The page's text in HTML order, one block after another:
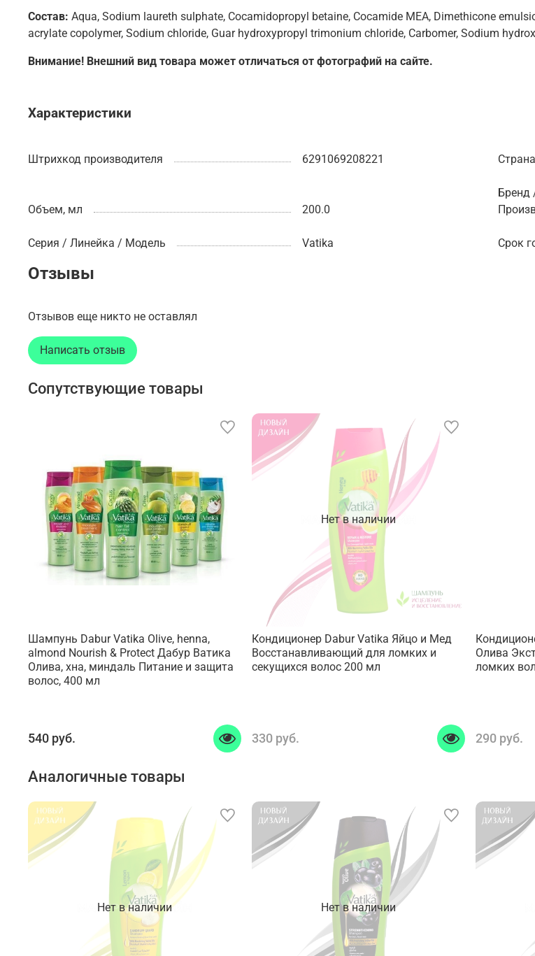
Состав: Aqua, Sodium laureth sulphate, Cocamidopropyl betaine, Cocamide MEA, Dimethicone
acrylate copolymer, Sodium chloride, Guar hydroxypropyl trimonium chloride, Carbomer, Sodium
Внимание! Внешний вид товара может отличаться от фотографий на сайте.
Характеристики
Штрихкод производителя 6291069208221
Объем, мл 200.0
Бренд
Серия / Линейка / Модель Vatika Срок
Отзывы
Отзывов еще никто не оставлял
Написать отзыв
Сопутствующие товары
Шампунь Dabur Vatika Olive, henna,
almond Nourish & Protect Дабур Ватика
Олива, хна, миндаль Питание и защита
волос, 400 мл
540 руб.
Нет в наличии
Кондиционер Dabur Vatika Яйцо и Мед
Восстанавливающий для ломких и
секущихся волос 200 мл
330 руб.
Олива
ломких
290 руб.
Аналогичные товары
Нет в наличии Нет в наличии